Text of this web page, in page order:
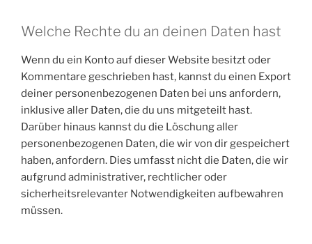
Welche Rechte du an deinen Daten hast
Wenn du ein Konto auf dieser Website besitzt oder
Kommentare geschrieben hast, kannst du einen Export
deiner personenbezogenen Daten bei uns anfordern,
inklusive aller Daten, die du uns mitgeteilt hast.
Darüber hinaus kannst du die Löschung aller
personenbezogenen Daten, die wir von dir gespeichert
haben, anfordern. Dies umfasst nicht die Daten, die wir
aufgrund administrativer, rechtlicher oder
sicherheitsrelevanter Notwendigkeiten aufbewahren
müssen.